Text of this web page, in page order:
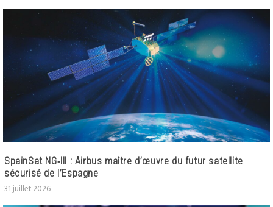
SpainSat NG‑III : Airbus maître d’œuvre du futur satellite
sécurisé de l’Espagne
31 juillet 2026